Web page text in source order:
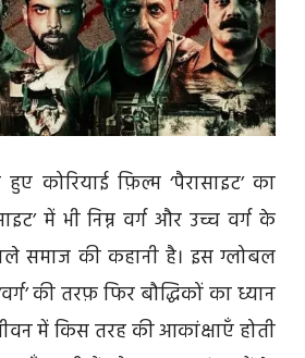
कोरियाई फ़िल्म ‘पैरासाइट’ का
में भी निम्न वर्ग और उच्च वर्ग के
समाज की कहानी है। इस ग्लोबल
की तरफ़ फिर बौद्धिकों का ध्यान
में किस तरह की आकांक्षाएँ होती